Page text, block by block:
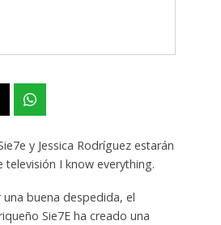
y Jessica Rodríguez estarán
I know everything.
buena despedida, el
Sie7E ha creado una